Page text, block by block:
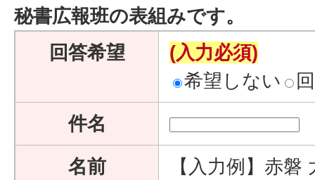
秘書広報班の表組みです。
回答希望
(入力必須)
希望しない
件名
名前
【入力例】赤磐